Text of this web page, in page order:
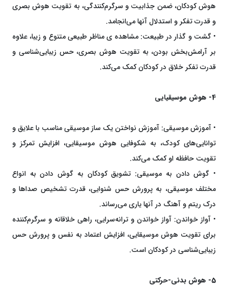
هوش کودکان، ضمن جذابیت و سرگرم‌کنندگی، به تقویت هوش بصری
و قدرت تفکر و استدلال آنها می‌انجامد.
• گشت و گذار در طبیعت: مشاهده ی مناظر طبیعی متنوع و زیبا، علاوه
بر آرامش‌بخش بودن، به تقویت هوش بصری، حس زیبایی‌شناسی و
قدرت تفکر خلاق در کودکان کمک می‌کند.
4- هوش موسیقیایی
• آموزش موسیقی: آموزش نواختن یک ساز موسیقی مناسب با علایق و
توانایی‌های کودک، به شکوفایی هوش موسیقایی، افزایش تمرکز و
تقویت حافظه او کمک می‌کند.
• گوش دادن به موسیقی: تشویق کودکان به گوش دادن به انواع
مختلف موسیقی، به پرورش حس شنوایی، قدرت تشخیص صداها و
درک ریتم و آهنگ در آنها یاری می‌رساند.
• آواز خواندن: آواز خواندن و ترانه‌سرایی، راهی خلاقانه و سرگرم‌کننده
برای تقویت هوش موسیقایی، افزایش اعتماد به نفس و پرورش حس
زیبایی‌شناسی در کودکان است.
5- هوش بدنی-حرکتی